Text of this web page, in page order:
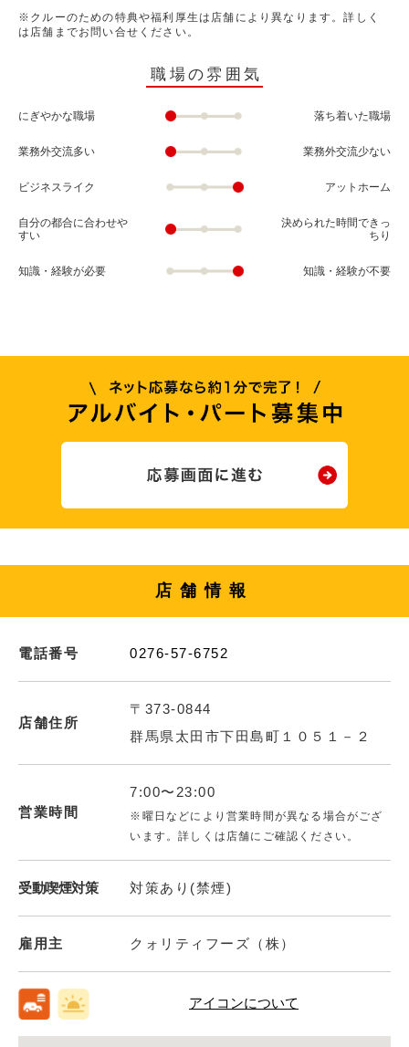
※クルーのための特典や福利厚生は店舗により異なります。詳しく
は店舗までお問い合せください。
職場の雰囲気
にぎやかな職場 落ち着いた職場
業務外交流多い 業務外交流少ない
ビジネスライク アットホーム
自分の都合に合わせや
すい
決められた時間できっ
ちり
知識・経験が必要 知識・経験が不要
店舗情報
電話番号 0276-57-6752
店舗住所
〒373-0844
群馬県太田市下田島町１０５１－２
営業時間
7:00〜23:00
※曜日などにより営業時間が異なる場合がござ
います。詳しくは店舗にご確認ください。
受動喫煙対策 対策あり(禁煙)
雇用主 クォリティフーズ（株）
アイコンについて